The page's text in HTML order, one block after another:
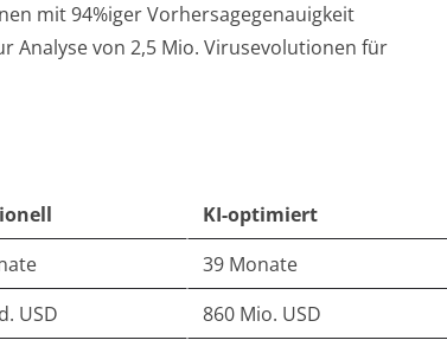
mit 94%iger Vorhersagegenauigkeit
Analyse von 2,5 Mio. Virusevolutionen für
KI-optimiert
39 Monate
USD
860 Mio. USD